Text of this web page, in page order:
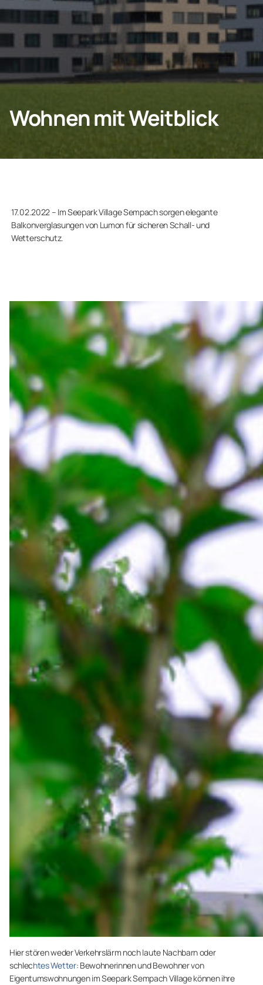
Privatkunden
Geschäftskunden
Wohnen mit Weitblick
17.02.2022 – Im Seepark Village Sempach sorgen elegante
Balkonverglasungen von Lumon für sicheren Schall- und
Wetterschutz.
Hier stören weder Verkehrslärm noch laute Nachbarn oder
schlechtes Wetter: Bewohnerinnen und Bewohner von
Eigentumswohnungen im Seepark Sempach Village können ihre